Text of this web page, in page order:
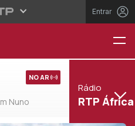
Entrar
Nuno
NO AR
Rádio
RTP África